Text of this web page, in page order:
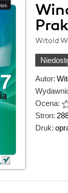
Witold
Autor:
Ocena:
Stron:
Druk: